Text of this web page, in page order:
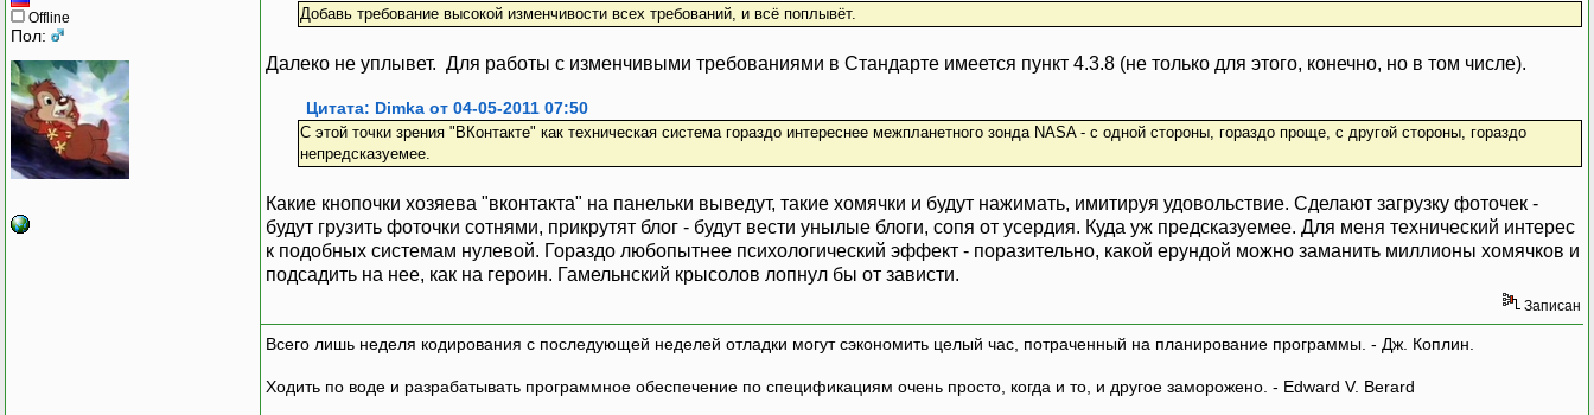
Offline
Пол:
Добавь требование высокой изменчивости всех требований, и всё поплывёт.
Далеко не уплывет. Для работы с изменчивыми требованиями в Стандарте имеется пункт 4.3.8 (не только для этого, конечно, но в том числе).
Цитата: Dimka от 04-05-2011 07:50
С этой точки зрения "ВКонтакте" как техническая система гораздо интереснее межпланетного зонда NASA - с одной стороны, гораздо проще, с другой стороны, гораздо
непредсказуемее.
Какие кнопочки хозяева "вконтакта" на панельки выведут, такие хомячки и будут нажимать, имитируя удовольствие. Сделают загрузку фоточек -
будут грузить фоточки сотнями, прикрутят блог - будут вести унылые блоги, сопя от усердия. Куда уж предсказуемее. Для меня технический интерес
к подобных системам нулевой. Гораздо любопытнее психологический эффект - поразительно, какой ерундой можно заманить миллионы хомячков и
подсадить на нее, как на героин. Гамельнский крысолов лопнул бы от зависти.
Записан
Всего лишь неделя кодирования с последующей неделей отладки могут сэкономить целый час, потраченный на планирование программы. - Дж. Коплин.
Ходить по воде и разрабатывать программное обеспечение по спецификациям очень просто, когда и то, и другое заморожено. - Edward V. Berard